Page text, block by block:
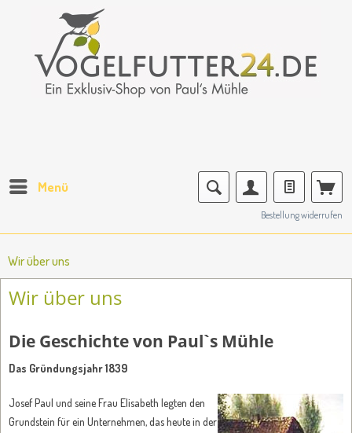
Menü
Bestellung widerrufen
Wir über uns
Wir über uns
Die Geschichte von Paul`s Mühle
Das Gründungsjahr 1839
Josef Paul und seine Frau Elisabeth legten den
Grundstein für ein Unternehmen, das heute in der